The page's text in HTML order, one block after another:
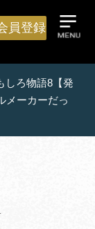
員登録
しろ物語8【発
メーカーだっ